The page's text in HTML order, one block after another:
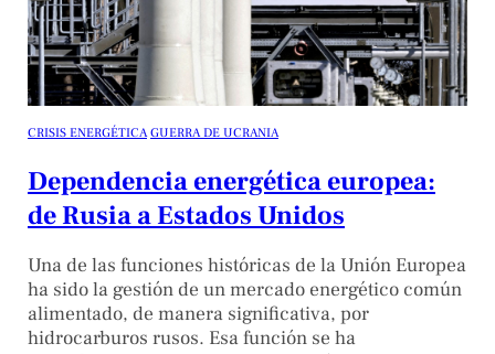
CRISIS ENERGÉTICA GUERRA DE UCRANIA
Dependencia energética europea:
de Rusia a Estados Unidos
Una de las funciones históricas de la Unión Europea
ha sido la gestión de un mercado energético común
alimentado, de manera significativa, por
hidrocarburos rusos. Esa función se ha